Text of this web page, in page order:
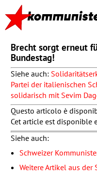
Brecht sorgt erneut
Bundestag!
Siehe auch:
Partei der italienischen
solidarisch mit Sevim
Questo articolo è
Cet article est disponible
Siehe auch:
Schweizer
Weitere Artikel aus der